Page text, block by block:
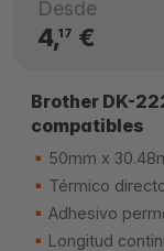
Desde
4,17 €
Brother DK-
compatibles
50mm x
Térmico
Adhesivo
Longitud